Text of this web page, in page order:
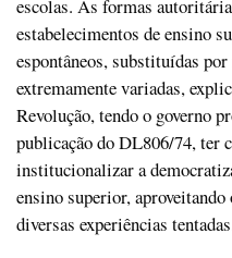
escolas. As formas
estabelecimentos de ensino
espontâneos, substituídas
extremamente variadas,
Revolução, tendo o governo
publicação do DL806/74, ter
institucionalizar a
ensino superior, aproveitando
diversas experiências